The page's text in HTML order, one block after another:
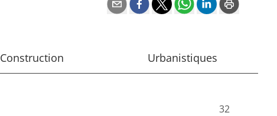
Construction Urbanistiques
32